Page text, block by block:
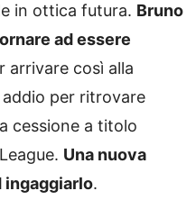
in ottica futura. Bruno
ad essere
arrivare così alla
per ritrovare
cessione a titolo
Una nuova
ingaggiarlo.